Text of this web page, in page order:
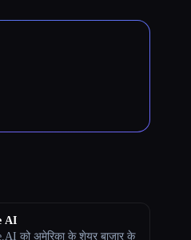
AI
को अमेरिका के शेयर बाज़ार के